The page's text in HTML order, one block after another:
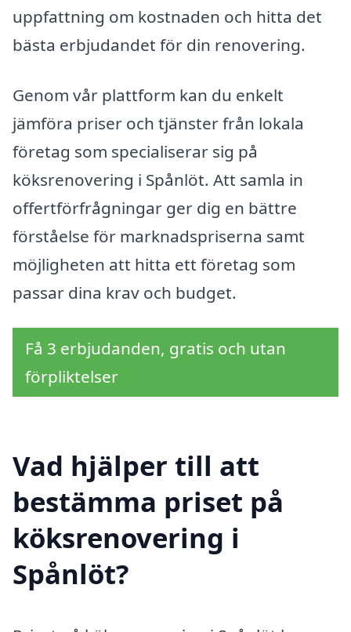
uppfattning om kostnaden och hitta det
bästa erbjudandet för din renovering.
Genom vår plattform kan du enkelt
jämföra priser och tjänster från lokala
företag som specialiserar sig på
köksrenovering i Spånlöt. Att samla in
offertförfrågningar ger dig en bättre
förståelse för marknadspriserna samt
möjligheten att hitta ett företag som
passar dina krav och budget.
Få 3 erbjudanden, gratis och utan
förpliktelser
Vad hjälper till att
bestämma priset på
köksrenovering i
Spånlöt?